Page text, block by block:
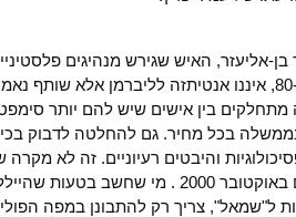
בן-אליעזר, האיש שגירש מנהיגים
שנות ה-80, איננו אנטיתזה לליברמן אלא
מתחלקים בין אישים שיש להם יותר
בכל מחיר. גם להחלטה לדבוק
והיבטים רעיוניים. זה לא
הערבים באוקטובר 2000 . מי
ל"שמאל", צריך רק להתבונן במפה